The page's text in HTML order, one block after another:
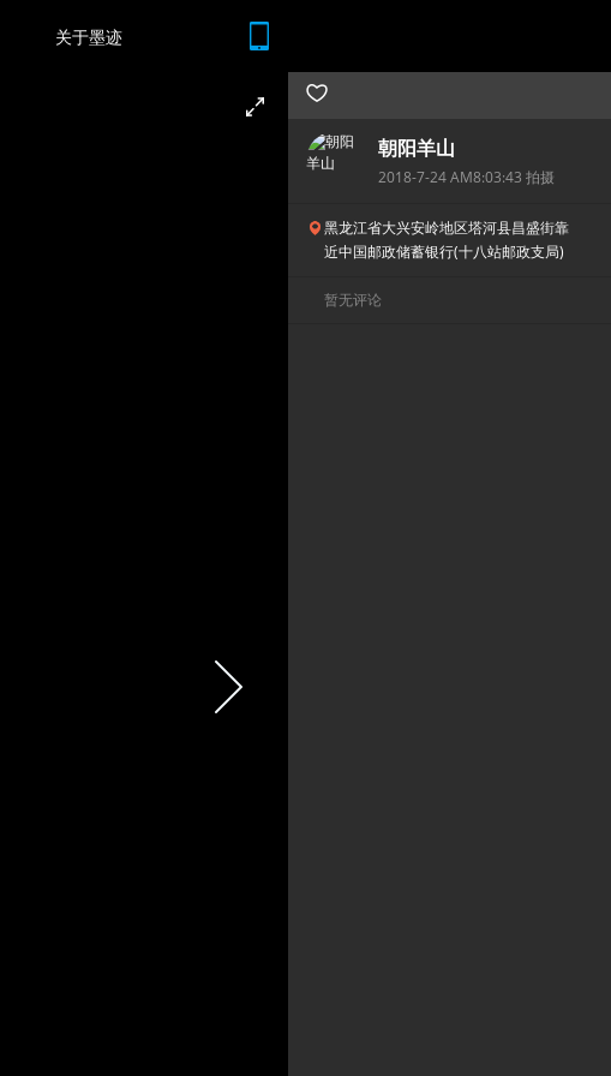
关于墨迹
朝阳羊山
2018-7-24 AM8:03:43 拍摄
黑龙江省大兴安岭地区塔河县昌盛街靠
近中国邮政储蓄银行(十八站邮政支局)
暂无评论